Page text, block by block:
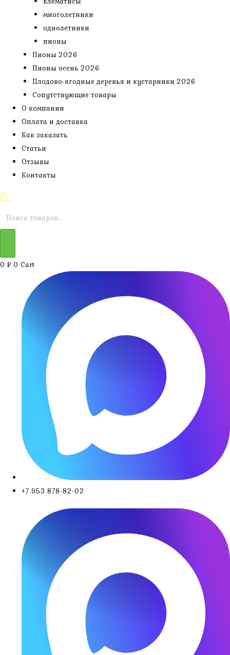
многолетники
однолетники
пионы
Пионы 2026
Пионы осень 2026
Плодово-ягодные деревья и кустарники 2026
Сопутствующие товары
О компании
Оплата и доставка
Как заказать
Статьи
Отзывы
Контакты
Поиск
0 ₽ 0 Cart
+7 953 878-82-02